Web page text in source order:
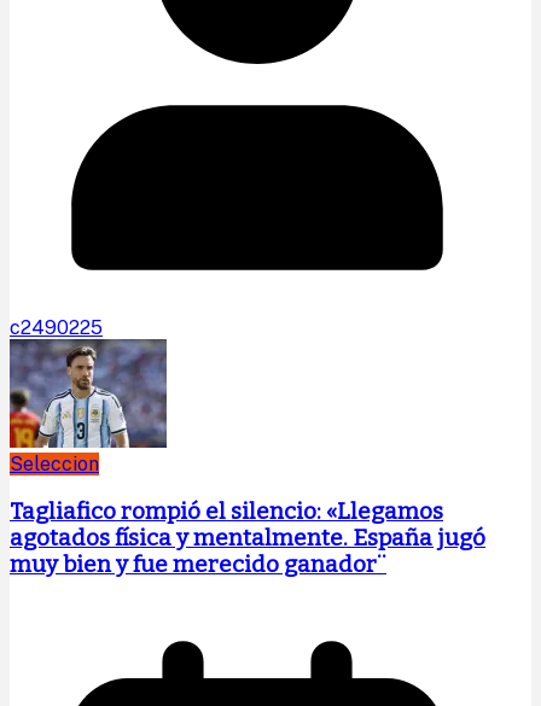
c2490225
Seleccion
Tagliafico rompió el silencio: «Llegamos
agotados física y mentalmente. España jugó
muy bien y fue merecido ganador¨